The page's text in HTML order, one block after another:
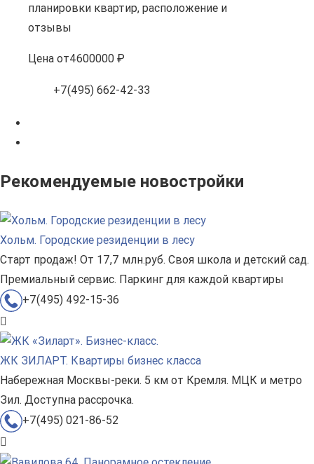
планировки квартир, расположение и
отзывы
Цена от4600000 ₽
+7(495) 662-42-33
Рекомендуемые новостройки
Хольм. Городские резиденции в лесу
Старт продаж! От 17,7 млн.руб. Своя школа и детский сад.
Премиальный сервис. Паркинг для каждой квартиры
+7(495) 492-15-36
ЖК ЗИЛАРТ. Квартиры бизнес класса
Набережная Москвы-реки. 5 км от Кремля. МЦК и метро
Зил. Доступна рассрочка.
+7(495) 021-86-52